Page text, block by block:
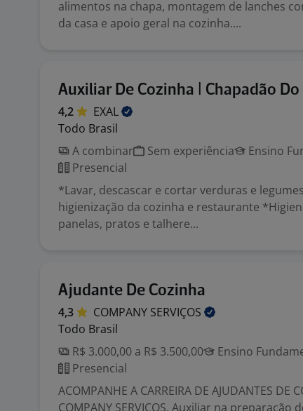
alimentos na chapa, montagem de lanches
da casa e apoio geral na cozinha....
Auxiliar De Cozinha | Chapadão Do
4,2
EXAL
Todo Brasil
A combinar
Sem experiência
Ensino
Presencial
*Lavar, descascar e cortar verduras e
higienização da cozinha e restaurante
panelas, pratos e talhere...
Ajudante De Cozinha
4,3 COMPANY SERVIÇOS
Todo Brasil
R$ 3.000,00 a R$ 3.500,00
Ensino
Presencial
ACOMPANHE A CARREIRA DE AJUDANTES DE
COMPANY SERVIÇOS. Auxiliar na preparação